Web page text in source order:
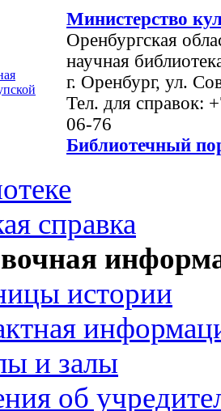
Министерство
Оренбургская
научная
г. Оренбург, ул.
Тел. для справок:
06-76
Библиотечный
справка
истории
и залы
об